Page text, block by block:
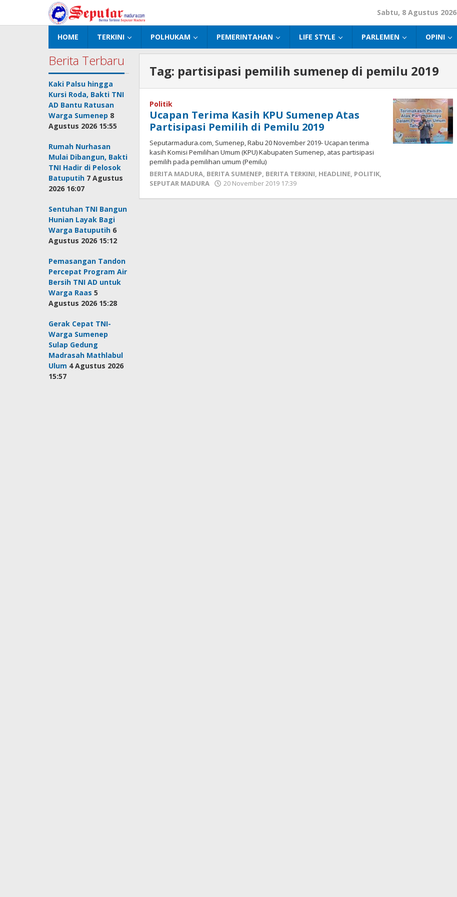
konten
Sabtu, 8 Agustus 2026
HOME TERKINI POLHUKAM PEMERINTAHAN LIFE STYLE PARLEMEN OPINI
Berita Terbaru
Kaki Palsu hingga
Kursi Roda, Bakti TNI
AD Bantu Ratusan
Warga Sumenep 8
Agustus 2026 15:55
Rumah Nurhasan
Mulai Dibangun, Bakti
TNI Hadir di Pelosok
Batuputih 7 Agustus
2026 16:07
Sentuhan TNI Bangun
Hunian Layak Bagi
Warga Batuputih 6
Agustus 2026 15:12
Pemasangan Tandon
Percepat Program Air
Bersih TNI AD untuk
Warga Raas 5
Agustus 2026 15:28
Gerak Cepat TNI-
Warga Sumenep
Sulap Gedung
Madrasah Mathlabul
Ulum 4 Agustus 2026
15:57
Tag: partisipasi pemilih sumenep di pemilu 2019
Politik
Ucapan Terima Kasih KPU Sumenep Atas
Partisipasi Pemilih di Pemilu 2019
Seputarmadura.com, Sumenep, Rabu 20 November 2019- Ucapan terima
kasih Komisi Pemilihan Umum (KPU) Kabupaten Sumenep, atas partisipasi
pemilih pada pemilihan umum (Pemilu)
BERITA MADURA, BERITA SUMENEP, BERITA TERKINI, HEADLINE, POLITIK,
SEPUTAR MADURA
20 November 2019 17:39